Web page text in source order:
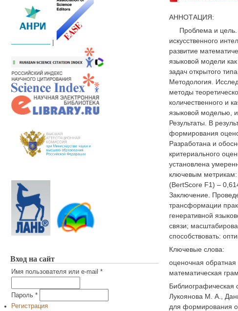
Вход на сайт
Имя пользователя или e-mail *
Пароль *
Регистрация
АННОТАЦИЯ:
Проблема и цель.
искусственного
развитие
языковой модели
задач открытого типа.
Методология.
методы
количественного и
языковой моделью,
Результаты. В
формирования
Разработана и
критериального
установлена
ключевым метрикам:
(BertScore F1) –
Заключение.
трансформации
генеративной
связи;
способствовать:
Ключевые слова:
оценочная обратная
математическая
Библиографическая
Лукоянова М. А.,
для формирования